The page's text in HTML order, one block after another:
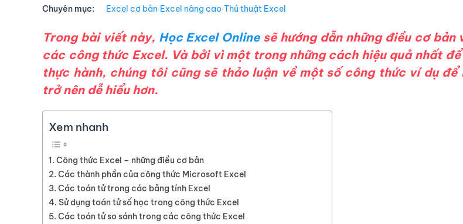
Chuyên mục: Excel cơ bản∙Excel nâng cao∙Thủ thuật Excel
Trong bài viết này, Học Excel Onlinesẽ hướng dẫn những điều cơ bản
các công thức Excel. Và bởi vì một trong những cách hiệu quả nhất
thực hành, chúng tôi cũng sẽ thảo luận về một số công thức ví dụ để
trở nên dễ hiểu hơn.
Xem nhanh
Công thức Excel – những điều cơ bản
Các thành phần của công thức Microsoft Excel
Các toán tử trong các bảng tính Excel
Sử dụng toán tử số học trong công thức Excel
Các toán tử so sánh trong các công thức Excel